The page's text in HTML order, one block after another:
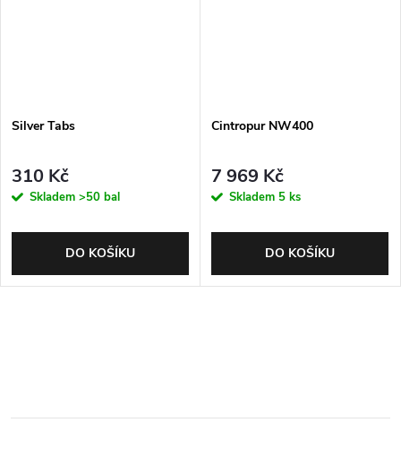
Silver Tabs
310 Kč
Skladem >50 bal
DO KOŠÍKU
Cintropur NW400
7 969 Kč
Skladem 5 ks
DO KOŠÍKU